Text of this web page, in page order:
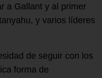
a Gallant y al primer
y varios líderes
de seguir con los
forma de